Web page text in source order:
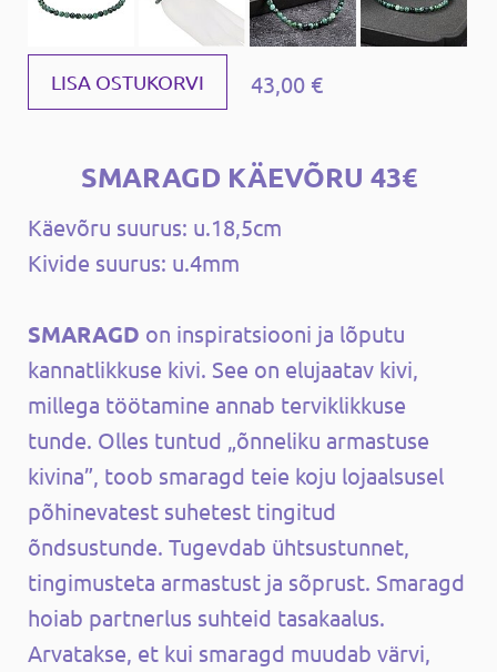
LISA OSTUKORVI 43,00 €
SMARAGD KÄEVÕRU 43€
Käevõru suurus: u.18,5cm
Kivide suurus: u.4mm
SMARAGD on inspiratsiooni ja lõputu
kannatlikkuse kivi. See on elujaatav kivi,
millega töötamine annab terviklikkuse
tunde. Olles tuntud „õnneliku armastuse
kivina”, toob smaragd teie koju lojaalsusel
põhinevatest suhetest tingitud
õndsustunde. Tugevdab ühtsustunnet,
tingimusteta armastust ja sõprust. Smaragd
hoiab partnerlus suhteid tasakaalus.
Arvatakse, et kui smaragd muudab värvi,